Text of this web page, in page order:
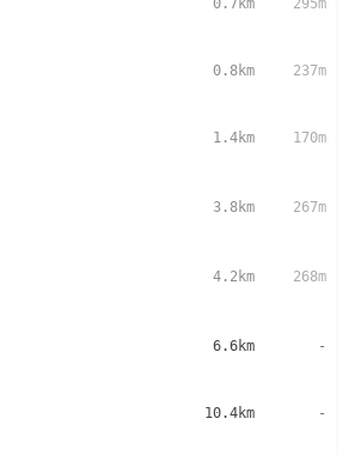
0.7km 295m
0.8km 237m
1.4km 170m
3.8km 267m
4.2km 268m
6.6km -
10.4km -